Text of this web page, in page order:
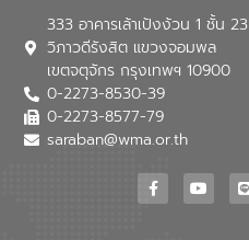
333 อาคารเล้าเป้งง้วน 1 ชั้น 23
วิภาวดีรังสิต แขวงจอมพล
เขตจตุจักร กรุงเทพฯ 10900
0-2273-8530-39
0-2273-8577-79
saraban@wma.or.th